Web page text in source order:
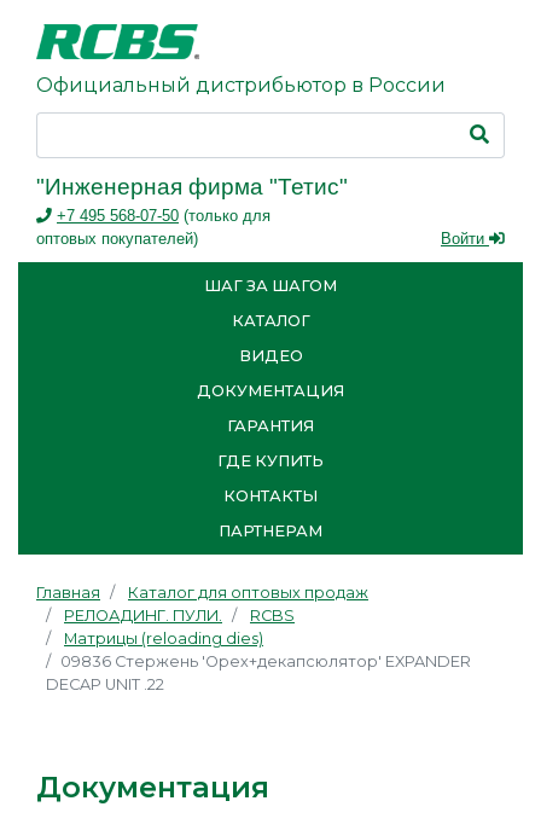
Официальный дистрибьютор в России
"Инженерная фирма "Тетис"
+7 495 568-07-50 (только для
оптовых покупателей)
Войти
ШАГ ЗА ШАГОМ
КАТАЛОГ
ВИДЕО
ДОКУМЕНТАЦИЯ
ГАРАНТИЯ
ГДЕ КУПИТЬ
КОНТАКТЫ
ПАРТНЕРАМ
Главная
Каталог для оптовых продаж
РЕЛОАДИНГ. ПУЛИ.
RCBS
Матрицы (reloading dies)
09836 Стержень 'Орех+декапсюлятор' EXPANDER
DECAP UNIT .22
Документация